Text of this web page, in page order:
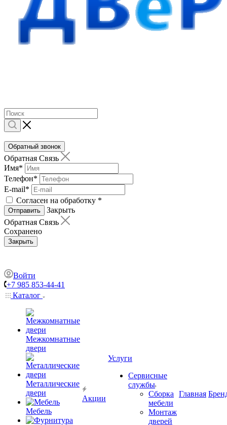
Обратный звонок
Обратная Связь
Имя*
Телефон*
E-mail*
Согласен на обработку *
Отправить
Закрыть
Обратная Связь
Сохранено
Закрыть
Войти
+7 985 853-44-41
Каталог
Межкомнатные
двери
Металлические
двери
Мебель
Акции
Услуги
Сервисные
службы
Сборка
мебели
Монтаж
дверей
Главная